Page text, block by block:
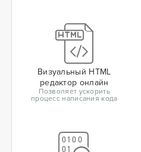
Визуальный HTML
редактор онлайн
Позволяет ускорить
процесс написания кода